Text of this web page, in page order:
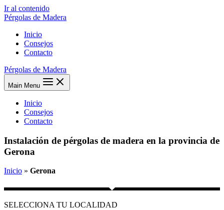
Ir al contenido
Pérgolas de Madera
Inicio
Consejos
Contacto
Pérgolas de Madera
Main Menu
Inicio
Consejos
Contacto
Instalación de pérgolas de madera en la provincia de
Gerona
Inicio » Gerona
SELECCIONA TU LOCALIDAD